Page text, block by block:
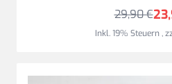
29,90 €
Inkl. 19% Steuern,